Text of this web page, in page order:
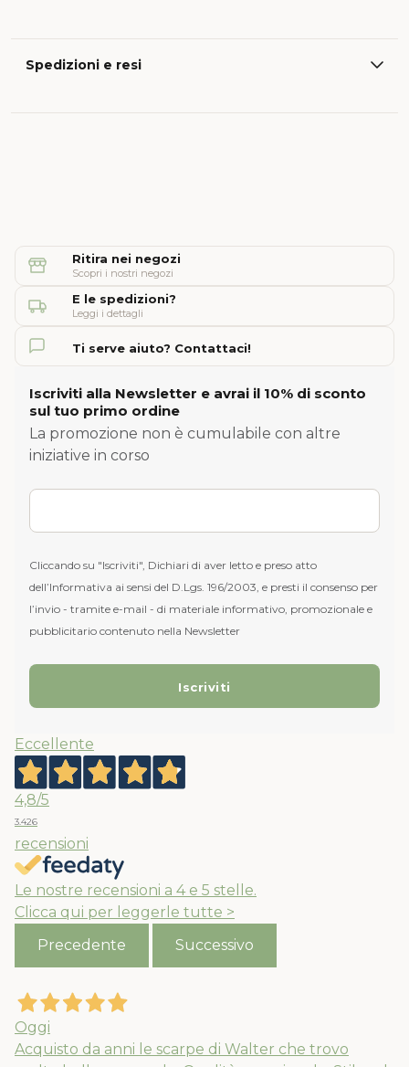
Spedizioni e resi
Ritira nei negozi
Scopri i nostri negozi
E le spedizioni?
Leggi i dettagli
Ti serve aiuto? Contattaci!
Iscriviti alla Newsletter e avrai il 10% di sconto
sul tuo primo ordine
La promozione non è cumulabile con altre
iniziative in corso
Cliccando su "Iscriviti", Dichiari di aver letto e preso atto
dell’Informativa ai sensi del D.Lgs. 196/2003, e presti il consenso per
l’invio - tramite e-mail - di materiale informativo, promozionale e
pubblicitario contenuto nella Newsletter
Eccellente
4,8/5
3.426
recensioni
Le nostre recensioni a 4 e 5 stelle.
Clicca qui per leggerle tutte >
Precedente
Successivo
Oggi
Acquisto da anni le scarpe di Walter che trovo